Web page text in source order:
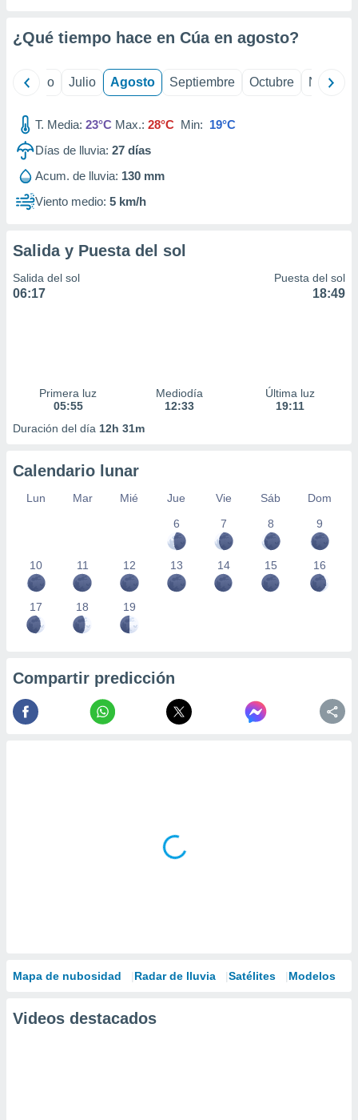
mediante
publicidad
1199
¿Qué tiempo hace en Cúa en agosto?
Junio Julio Agosto Septiembre Octubre
T. Media: 23°C Max.: 28°C Min: 19°C
Días de lluvia: 27 días
Acum. de lluvia: 130 mm
Viento medio: 5 km/h
Salida y Puesta del sol
Salida del sol
06:17
Puesta del sol
18:49
Primera luz
05:55
Mediodía
12:33
Última luz
19:11
Duración del día 12h 31m
Calendario lunar
Lun Mar Mié Jue Vie Sáb
Dom
6
7 8 9
10 11 12 13 14 15 16
17 18 19
Compartir predicción
Mapa de nubosidad Radar de lluvia Satélites Modelos
Videos destacados